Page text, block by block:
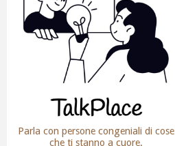
Parla con persone congeniali di cose
che ti stanno a cuore.